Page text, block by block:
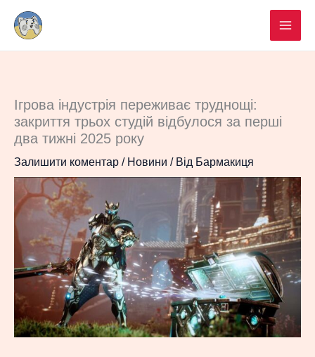
Перейти
вмісту
Ігрова індустрія переживає труднощі:
закриття трьох студій відбулося за перші
два тижні 2025 року
Залишити коментар / Новини / Від Бармакиця